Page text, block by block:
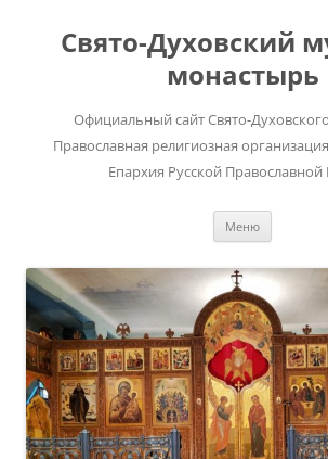
содержимому
Свято-Духовский
монастырь
Официальный сайт Свято-
Православная религиозная
Епархия Русской
Меню